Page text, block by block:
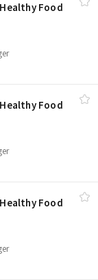
Food
Food
Food